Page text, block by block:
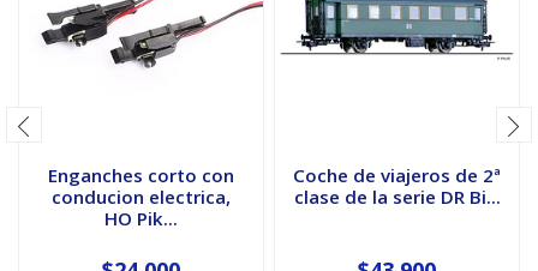
Enganches corto con
conducion electrica,
HO Pik...
Coche de viajeros de 2ª
clase de la serie DR Bi...